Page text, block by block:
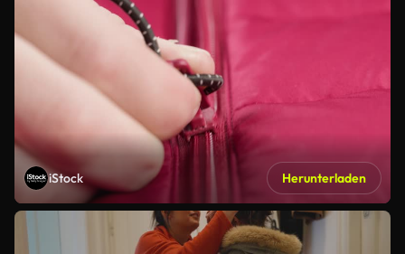
iStock Herunterladen